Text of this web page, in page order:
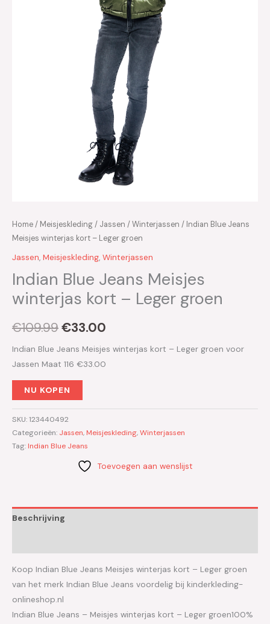
Home/ Meisjeskleding/ Jassen /Winterjassen / Indian Blue Jeans
Meisjes winterjas kort – Leger groen
Jassen, Meisjeskleding, Winterjassen
Indian Blue Jeans Meisjes
winterjas kort – Leger groen
€109.99€33.00
Indian Blue Jeans Meisjes winterjas kort – Leger groen voor
Jassen Maat 116 €33.00
NU KOPEN
SKU:123440492
Categorieën: Jassen, Meisjeskleding,Winterjassen
Tag: Indian Blue Jeans
Toevoegen aan wenslijst
Beschrijving
Koop Indian Blue Jeans Meisjes winterjas kort – Leger groen
van het merk Indian Blue Jeans voordelig bij kinderkleding-
onlineshop.nl
Indian Blue Jeans – Meisjes winterjas kort – Leger groen100%